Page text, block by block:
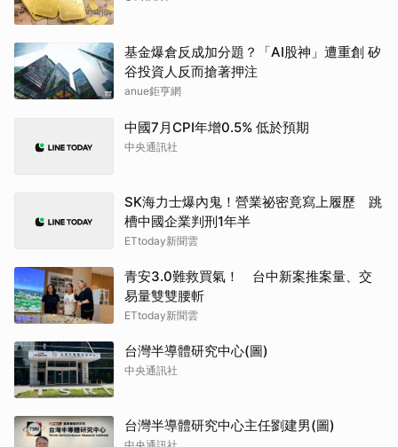
基金爆倉反成加分題？「AI股神」遭重創 矽
谷投資人反而搶著押注
anue鉅亨網
中國7月CPI年增0.5% 低於預期
中央通訊社
SK海力士爆內鬼！營業祕密竟寫上履歷 跳
槽中國企業判刑1年半
ETtoday新聞雲
青安3.0難救買氣！ 台中新案推案量、交
易量雙雙腰斬
ETtoday新聞雲
台灣半導體研究中心(圖)
中央通訊社
台灣半導體研究中心主任劉建男(圖)